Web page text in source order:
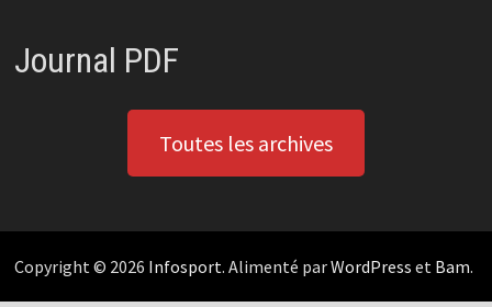
Journal PDF
Toutes les archives
Copyright © 2026 Infosport. Alimenté parWordPress et Bam.